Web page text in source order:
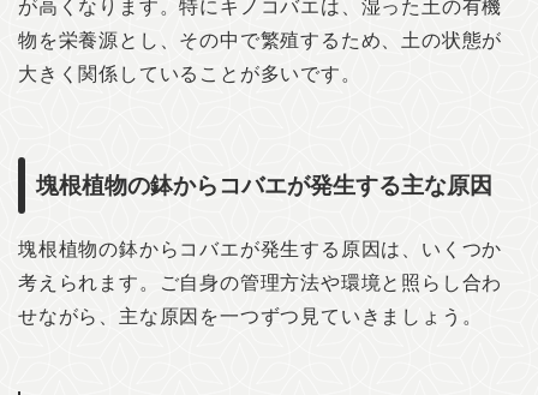
が高くなります。特にキノコバエは、湿った土の有機
物を栄養源とし、その中で繁殖するため、土の状態が
大きく関係していることが多いです。
塊根植物の鉢からコバエが発生する主な原因
塊根植物の鉢からコバエが発生する原因は、いくつか
考えられます。ご自身の管理方法や環境と照らし合わ
せながら、主な原因を一つずつ見ていきましょう。